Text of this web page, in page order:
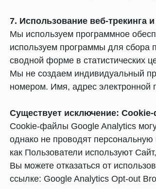
7. Использование веб-трекинга
Мы используем программное
используем программы для сбора
сводной форме в статистических
Мы не создаем индивидуальный
номером. Имя, адрес электронной
Существует исключение:
Cookie-файлы Google Analytics
однако не проводят
как Пользователи используют
Вы можете отказаться от
ссылке: Google Analytics Opt-out